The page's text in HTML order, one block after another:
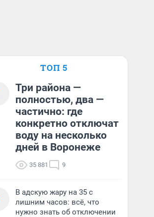
ТОП 5
Три района —
полностью, два —
частично: где
конкретно отключат
воду на несколько
дней в Воронеже
35 881 9
В адскую жару на 35 с
лишним часов: всё, что
нужно знать об отключении